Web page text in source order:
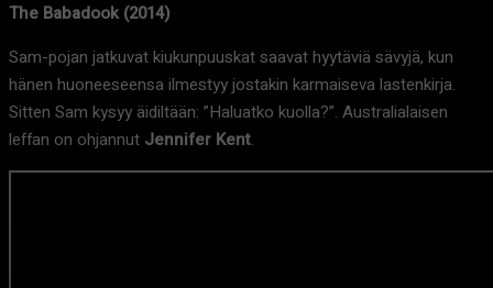
The Babadook (2014)
Sam-pojan jatkuvat kiukunpuuskat saavat hyytäviä sävyjä, kun
hänen huoneeseensa ilmestyy jostakin karmaiseva lastenkirja.
Sitten Sam kysyy äidiltään: ”Haluatko kuolla?”. Australialaisen
leffan on ohjannut Jennifer Kent.